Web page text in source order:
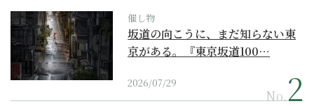
催し物
坂道の向こうに、まだ知らない東
京がある。『東京坂道100…
2026/07/29
No.